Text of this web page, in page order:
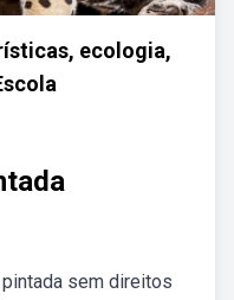
ecologia,
sem direitos